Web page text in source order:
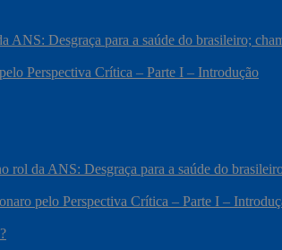
ANS: Desgraça para a saúde do brasileiro;
Perspectiva Crítica – Parte I – Introdução
rol da ANS: Desgraça para a saúde do
pelo Perspectiva Crítica – Parte I –